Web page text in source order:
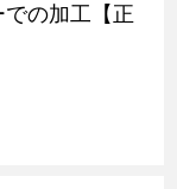
の加工【正